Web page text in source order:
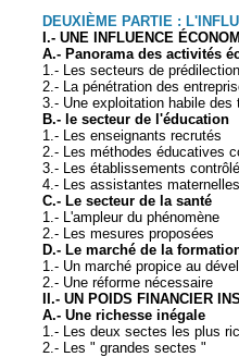
DEUXIÈME PARTIE :
I.- UNE INFLUENCE
A.- Panorama des activités
1.- Les secteurs de prédilection
2.- La pénétration des
3.- Une exploitation habile
B.- le secteur de l'éducation
1.- Les enseignants recrutés
2.- Les méthodes éducatives
3.- Les établissements
4.- Les assistantes maternelles
C.- Le secteur de la santé
1.- L'ampleur du phénomène
2.- Les mesures proposées
D.- Le marché de la
1.- Un marché propice au
2.- Une réforme nécessaire
II.- UN POIDS FINANCIER
A.- Une richesse inégale
1.- Les deux sectes les plus
2.- Les " grandes sectes "